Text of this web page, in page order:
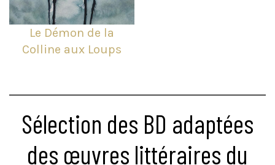
Le Démon de la
Colline aux Loups
Sélection des BD adaptées
des œuvres littéraires du